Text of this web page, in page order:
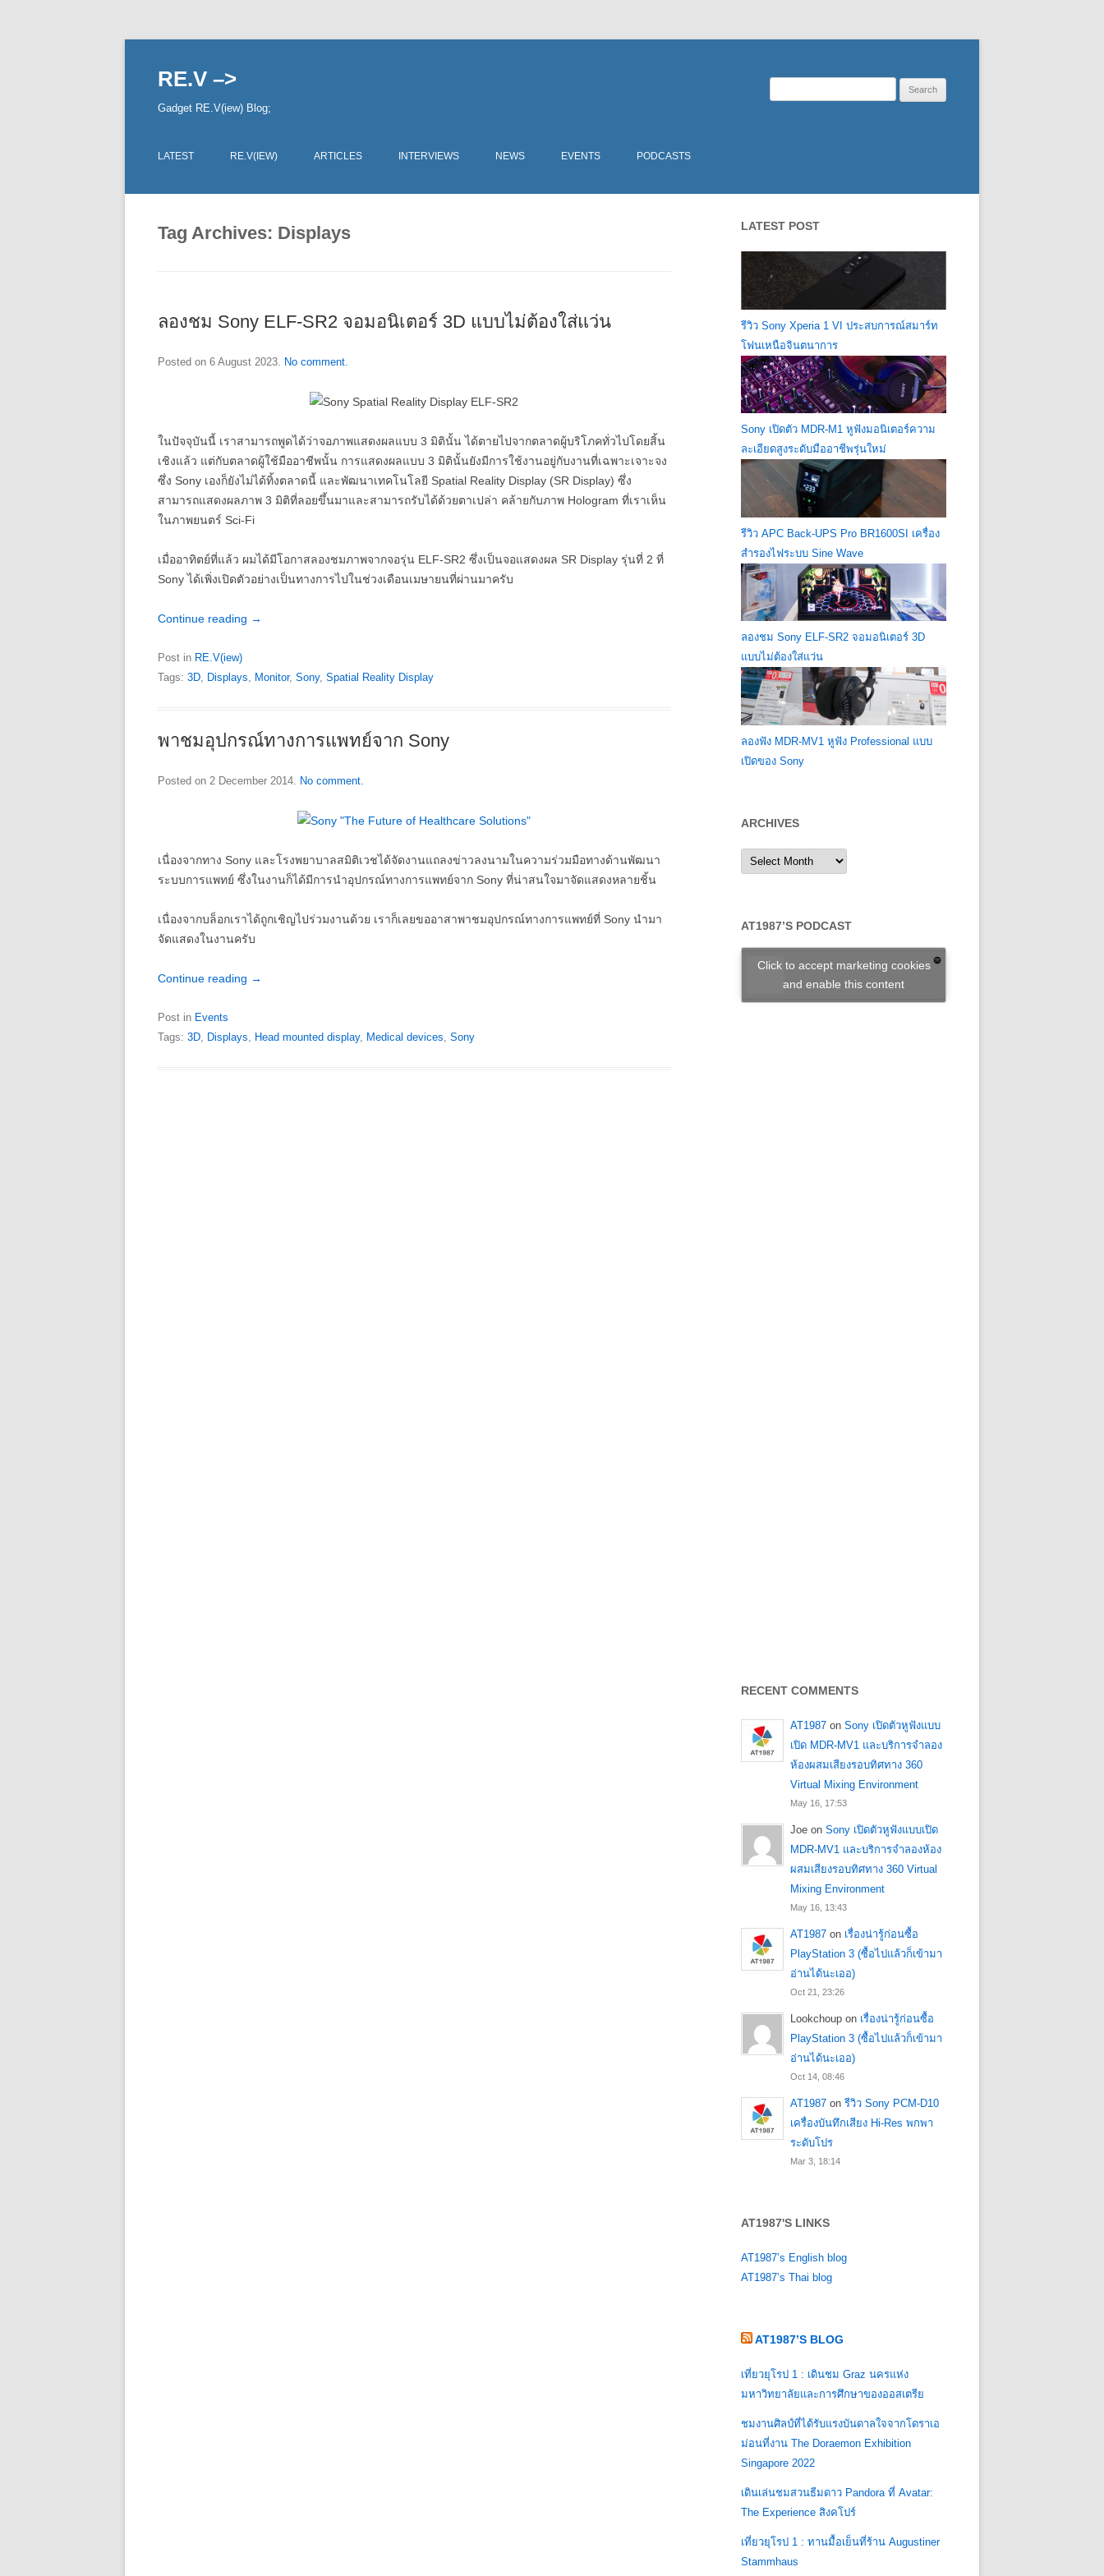
RE.V –>
Gadget RE.V(iew) Blog;
Search
LATEST RE.V(IEW) ARTICLES INTERVIEWS NEWS EVENTS PODCASTS
Tag Archives: Displays
ลองชม Sony ELF-SR2 จอมอนิเตอร์ 3D แบบไม่ต้องใส่แว่น
Posted on 6 August 2023. No comment.
ในปัจจุบันนี้ เราสามารถพูดได้ว่าจอภาพแสดงผลแบบ 3 มิตินั้น ได้ตายไปจากตลาดผู้บริโภคทั่วไปโดยสิ้น
เชิงแล้ว แต่กับตลาดผู้ใช้มืออาชีพนั้น การแสดงผลแบบ 3 มิตินั้นยังมีการใช้งานอยู่กับงานที่เฉพาะเจาะจง
ซึ่ง Sony เองก็ยังไม่ได้ทิ้งตลาดนี้ และพัฒนาเทคโนโลยี Spatial Reality Display (SR Display) ซึ่ง
สามารถแสดงผลภาพ 3 มิติที่ลอยขึ้นมาและสามารถรับได้ด้วยตาเปล่า คล้ายกับภาพ Hologram ที่เราเห็น
ในภาพยนตร์ Sci-Fi
เมื่ออาทิตย์ที่แล้ว ผมได้มีโอกาสลองชมภาพจากจอรุ่น ELF-SR2 ซึ่งเป็นจอแสดงผล SR Display รุ่นที่ 2 ที่
Sony ได้เพิ่งเปิดตัวอย่างเป็นทางการไปในช่วงเดือนเมษายนที่ผ่านมาครับ
Continue reading →
Post in RE.V(iew)
Tags: 3D, Displays, Monitor, Sony, Spatial Reality Display
พาชมอุปกรณ์ทางการแพทย์จาก Sony
Posted on 2 December 2014. No comment.
เนื่องจากทาง Sony และโรงพยาบาลสมิติเวชได้จัดงานแถลงข่าวลงนามในความร่วมมือทางด้านพัฒนา
ระบบการแพทย์ ซึ่งในงานก็ได้มีการนำอุปกรณ์ทางการแพทย์จาก Sony ที่น่าสนใจมาจัดแสดงหลายชิ้น
เนื่องจากบล็อกเราได้ถูกเชิญไปร่วมงานด้วย เราก็เลยขออาสาพาชมอุปกรณ์ทางการแพทย์ที่ Sony นำมา
จัดแสดงในงานครับ
Continue reading →
Post in Events
Tags: 3D, Displays, Head mounted display, Medical devices, Sony
LATEST POST
รีวิว Sony Xperia 1 VI ประสบการณ์สมาร์ท
โฟนเหนือจินตนาการ
Sony เปิดตัว MDR-M1 หูฟังมอนิเตอร์ความ
ละเอียดสูงระดับมืออาชีพรุ่นใหม่
รีวิว APC Back-UPS Pro BR1600SI เครื่อง
สำรองไฟระบบ Sine Wave
ลองชม Sony ELF-SR2 จอมอนิเตอร์ 3D
แบบไม่ต้องใส่แว่น
ลองฟัง MDR-MV1 หูฟัง Professional แบบ
เปิดของ Sony
ARCHIVES
Archives
AT1987’S PODCAST
Click to accept marketing cookies
and enable this content
RECENT COMMENTS
AT1987 on Sony เปิดตัวหูฟังแบบ
เปิด MDR-MV1 และบริการจำลอง
ห้องผสมเสียงรอบทิศทาง 360
Virtual Mixing Environment
May 16, 17:53
Joe on Sony เปิดตัวหูฟังแบบเปิด
MDR-MV1 และบริการจำลองห้อง
ผสมเสียงรอบทิศทาง 360 Virtual
Mixing Environment
May 16, 13:43
AT1987 on เรื่องน่ารู้ก่อนซื้อ
PlayStation 3 (ซื้อไปแล้วก็เข้ามา
อ่านได้นะเออ)
Oct 21, 23:26
Lookchoup on เรื่องน่ารู้ก่อนซื้อ
PlayStation 3 (ซื้อไปแล้วก็เข้ามา
อ่านได้นะเออ)
Oct 14, 08:46
AT1987 on รีวิว Sony PCM-D10
เครื่องบันทึกเสียง Hi-Res พกพา
ระดับโปร
Mar 3, 18:14
AT1987'S LINKS
AT1987’s English blog
AT1987’s Thai blog
AT1987’S BLOG
เที่ยวยุโรป 1 : เดินชม Graz นครแห่ง
มหาวิทยาลัยและการศึกษาของออสเตรีย
ชมงานศิลป์ที่ได้รับแรงบันดาลใจจากโดราเอ
ม่อนที่งาน The Doraemon Exhibition
Singapore 2022
เดินเล่นชมสวนธีมดาว Pandora ที่ Avatar:
The Experience สิงคโปร์
เที่ยวยุโรป 1 : ทานมื้อเย็นที่ร้าน Augustiner
Stammhaus